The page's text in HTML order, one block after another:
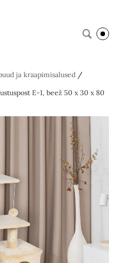
ja kraapimisalused /
E-1, beež 50 x 30 x 80